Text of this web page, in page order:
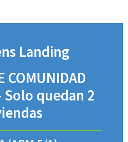
Landing
COMUNIDAD
Solo quedan 2